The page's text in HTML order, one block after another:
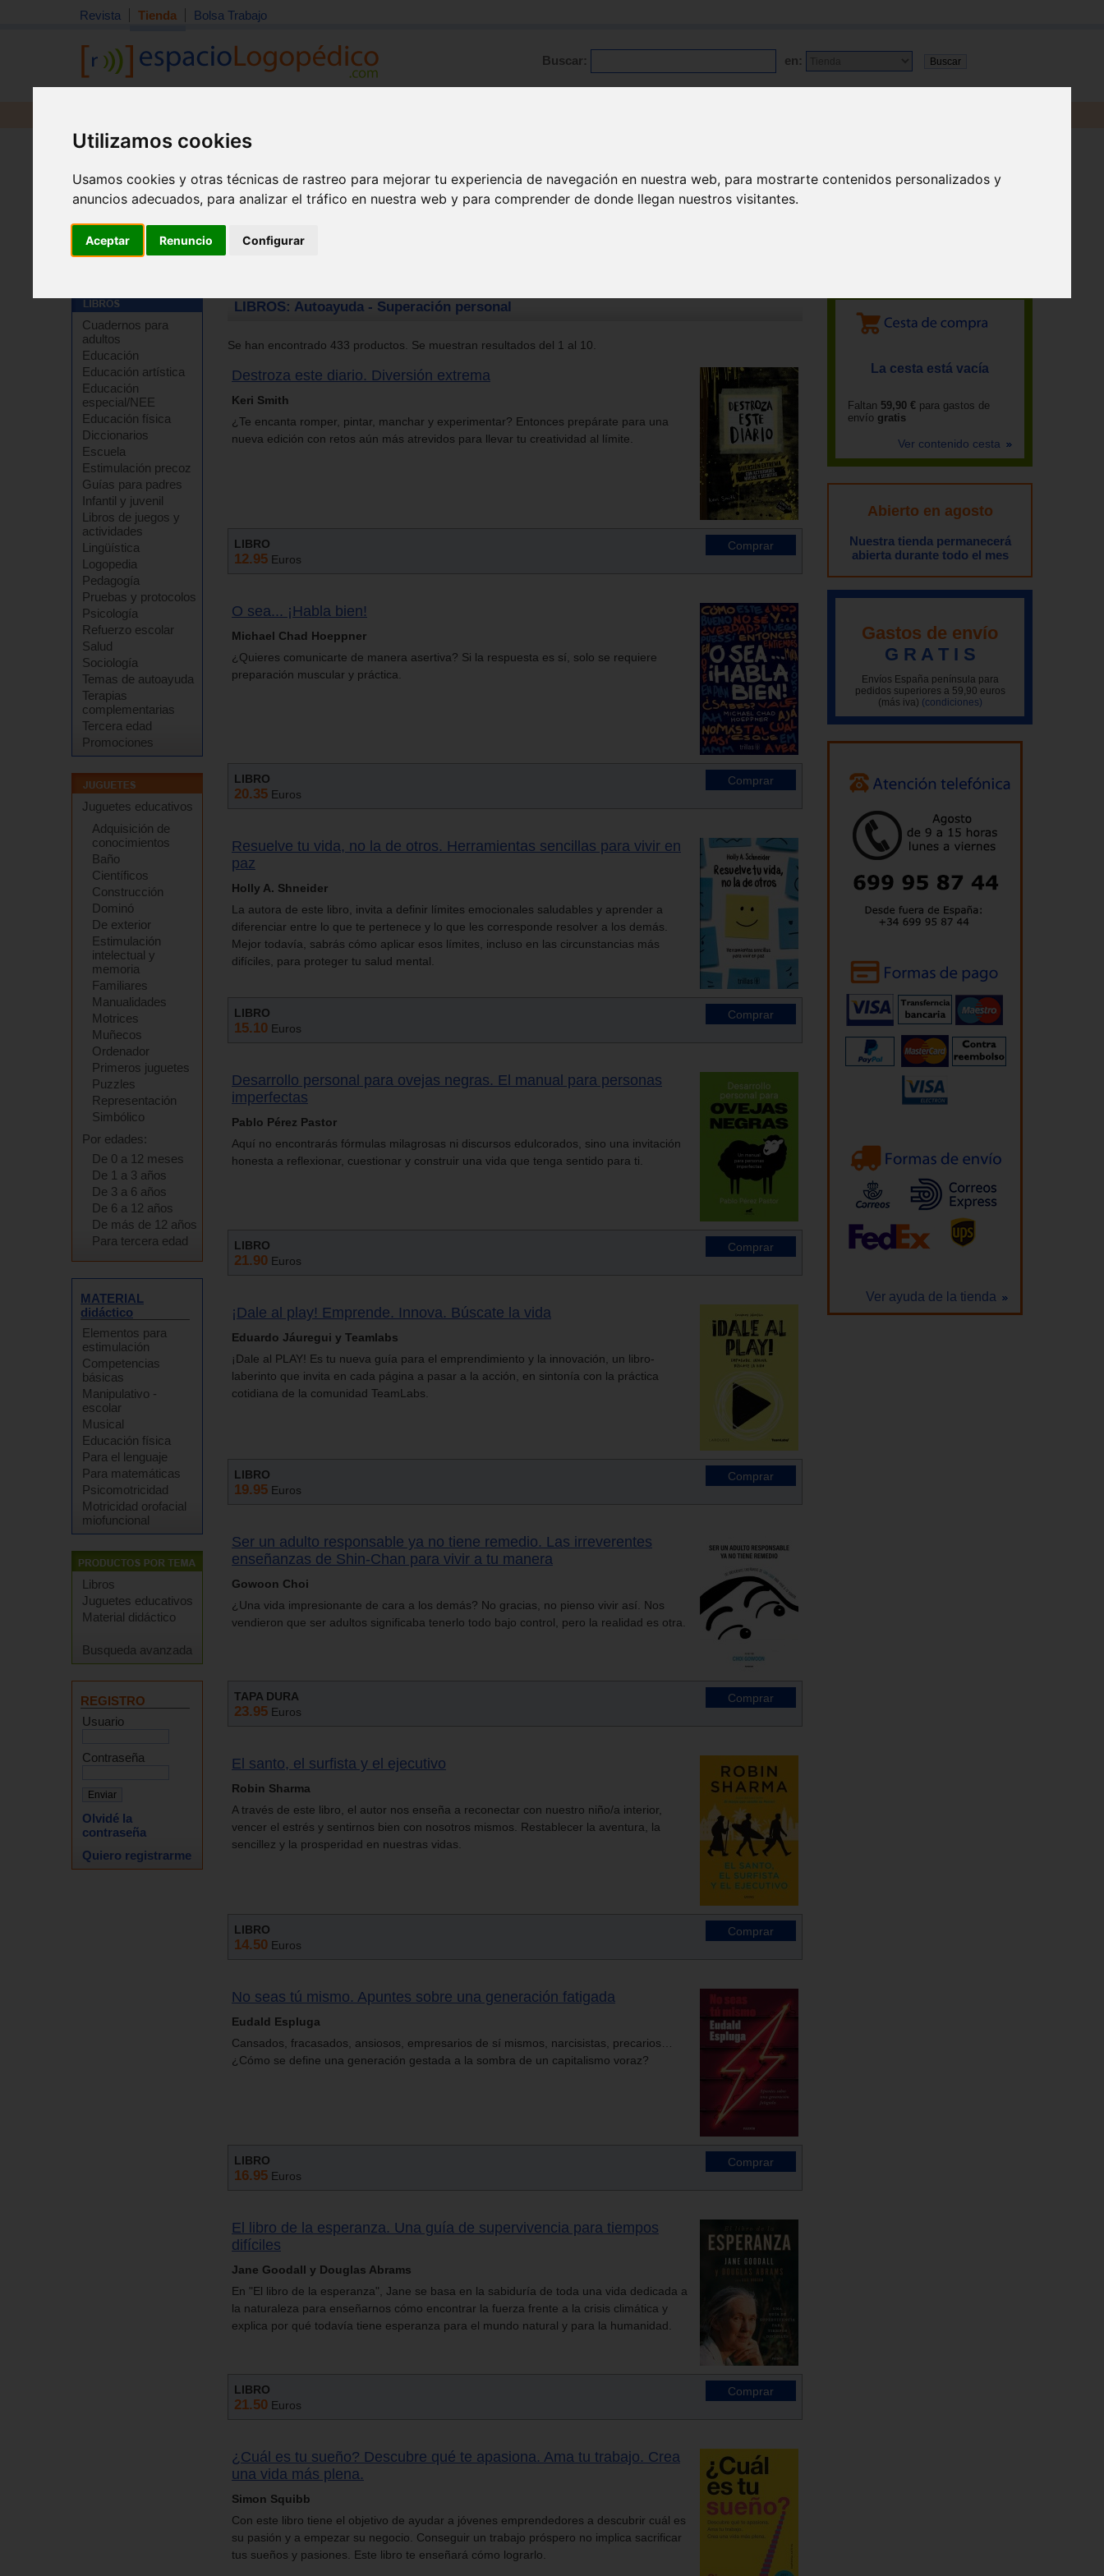
Utilizamos cookies
Usamos cookies y otras técnicas de rastreo para mejorar tu experiencia de navegación en nuestra web, para mostrarte contenidos personalizados y
anuncios adecuados, para analizar el tráfico en nuestra web y para comprender de donde llegan nuestros visitantes.
Aceptar Renuncio Configurar
Revista Tienda Bolsa Trabajo
Buscar: en:
Cuadernos para
adultos
Educación
Educación artística
Educación
especial/NEE
Educación física
Diccionarios
Escuela
Estimulación precoz
Guías para padres
Infantil y juvenil
Libros de juegos y
actividades
Lingüística
Logopedia
Pedagogía
Pruebas y protocolos
Psicología
Refuerzo escolar
Salud
Sociología
Temas de autoayuda
Terapias
complementarias
Tercera edad
Promociones
Juguetes educativos
Adquisición de
conocimientos
Baño
Científicos
Construcción
Dominó
De exterior
Estimulación
intelectual y
memoria
Familiares
Manualidades
Motrices
Muñecos
Ordenador
Primeros juguetes
Puzzles
Representación
Simbólico
Por edades:
De 0 a 12 meses
De 1 a 3 años
De 3 a 6 años
De 6 a 12 años
De más de 12 años
Para tercera edad
MATERIAL
didáctico
Elementos para
estimulación
Competencias
básicas
Manipulativo -
escolar
Musical
Educación física
Para el lenguaje
Para matemáticas
Psicomotricidad
Motricidad orofacial
miofuncional
Libros
Juguetes educativos
Material didáctico
Busqueda avanzada
REGISTRO
Usuario
Contraseña
Olvidé la
contraseña
Quiero registrarme
LIBROS: Autoayuda - Superación personal
Se han encontrado 433 productos. Se muestran resultados del 1 al 10.
Destroza este diario. Diversión extrema
Keri Smith
¿Te encanta romper, pintar, manchar y experimentar? Entonces prepárate para una
nueva edición con retos aún más atrevidos para llevar tu creatividad al límite.
LIBRO
12.95 Euros
O sea... ¡Habla bien!
Michael Chad Hoeppner
¿Quieres comunicarte de manera asertiva? Si la respuesta es sí, solo se requiere
preparación muscular y práctica.
LIBRO
20.35 Euros
Resuelve tu vida, no la de otros. Herramientas sencillas para vivir en
paz
Holly A. Shneider
La autora de este libro, invita a definir límites emocionales saludables y aprender a
diferenciar entre lo que te pertenece y lo que les corresponde resolver a los demás.
Mejor todavía, sabrás cómo aplicar esos límites, incluso en las circunstancias más
difíciles, para proteger tu salud mental.
LIBRO
15.10 Euros
Desarrollo personal para ovejas negras. El manual para personas
imperfectas
Pablo Pérez Pastor
Aquí no encontrarás fórmulas milagrosas ni discursos edulcorados, sino una invitación
honesta a reflexionar, cuestionar y construir una vida que tenga sentido para ti.
LIBRO
21.90 Euros
¡Dale al play! Emprende. Innova. Búscate la vida
Eduardo Jáuregui y Teamlabs
¡Dale al PLAY! Es tu nueva guía para el emprendimiento y la innovación, un libro-
laberinto que invita en cada página a pasar a la acción, en sintonía con la práctica
cotidiana de la comunidad TeamLabs.
LIBRO
19.95 Euros
Ser un adulto responsable ya no tiene remedio. Las irreverentes
enseñanzas de Shin-Chan para vivir a tu manera
Gowoon Choi
¿Una vida impresionante de cara a los demás? No gracias, no pienso vivir así. Nos
vendieron que ser adultos significaba tenerlo todo bajo control, pero la realidad es otra.
TAPA DURA
23.95 Euros
El santo, el surfista y el ejecutivo
Robin Sharma
A través de este libro, el autor nos enseña a reconectar con nuestro niño/a interior,
vencer el estrés y sentirnos bien con nosotros mismos. Restablecer la aventura, la
sencillez y la prosperidad en nuestras vidas.
LIBRO
14.50 Euros
No seas tú mismo. Apuntes sobre una generación fatigada
Eudald Espluga
Cansados, fracasados, ansiosos, empresarios de sí mismos, narcisistas, precarios…
¿Cómo se define una generación gestada a la sombra de un capitalismo voraz?
LIBRO
16.95 Euros
El libro de la esperanza. Una guía de supervivencia para tiempos
difíciles
Jane Goodall y Douglas Abrams
En "El libro de la esperanza", Jane se basa en la sabiduría de toda una vida dedicada a
la naturaleza para enseñarnos cómo encontrar la fuerza frente a la crisis climática y
explica por qué todavía tiene esperanza para el mundo natural y para la humanidad.
LIBRO
21.50 Euros
¿Cuál es tu sueño? Descubre qué te apasiona. Ama tu trabajo. Crea
una vida más plena.
Simon Squibb
Con este libro tiene el objetivo de ayudar a jóvenes emprendedores a descubrir cuál es
su pasión y a empezar su negocio. Conseguir un trabajo próspero no implica sacrificar
tus sueños y pasiones. Este libro te enseñará cómo lograrlo.
La cesta está vacía
Faltan 59,90 € para gastos de
envío gratis
Ver contenido cesta
Abierto en agosto
Nuestra tienda permanecerá
abierta durante todo el mes
Gastos de envío
G R A T I S
Envíos España península para
pedidos superiores a 59,90 euros
(más iva) (condiciones)
Ver ayuda de la tienda